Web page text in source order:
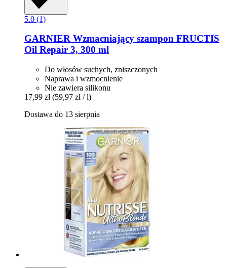
5.0 (1)
GARNIER Wzmacniający szampon FRUCTIS
Oil Repair 3, 300 ml
Do włosów suchych, zniszczonych
Naprawa i wzmocnienie
Nie zawiera silikonu
17,99 zł (59,97 zł / l)
Dostawa do 13 sierpnia